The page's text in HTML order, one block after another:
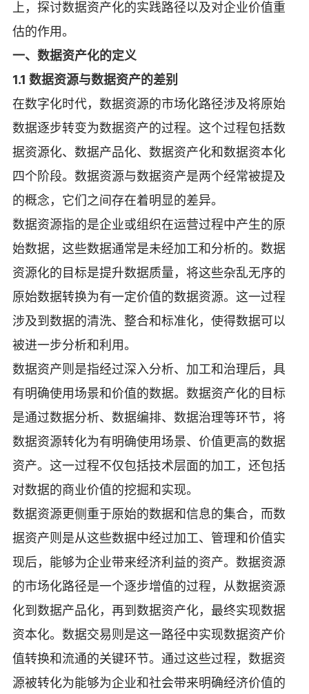
上，探讨数据资产化的实践路径以及对企业价值重
估的作用。
一、数据资产化的定义
1.1 数据资源与数据资产的差别
在数字化时代，数据资源的市场化路径涉及将原始
数据逐步转变为数据资产的过程。这个过程包括数
据资源化、数据产品化、数据资产化和数据资本化
四个阶段。数据资源与数据资产是两个经常被提及
的概念，它们之间存在着明显的差异。
数据资源指的是企业或组织在运营过程中产生的原
始数据，这些数据通常是未经加工和分析的。数据
资源化的目标是提升数据质量，将这些杂乱无序的
原始数据转换为有一定价值的数据资源。这一过程
涉及到数据的清洗、整合和标准化，使得数据可以
被进一步分析和利用。
数据资产则是指经过深入分析、加工和治理后，具
有明确使用场景和价值的数据。数据资产化的目标
是通过数据分析、数据编排、数据治理等环节，将
数据资源转化为有明确使用场景、价值更高的数据
资产。这一过程不仅包括技术层面的加工，还包括
对数据的商业价值的挖掘和实现。
数据资源更侧重于原始的数据和信息的集合，而数
据资产则是从这些数据中经过加工、管理和价值实
现后，能够为企业带来经济利益的资产。数据资源
的市场化路径是一个逐步增值的过程，从数据资源
化到数据产品化，再到数据资产化，最终实现数据
资本化。数据交易则是这一路径中实现数据资产价
值转换和流通的关键环节。通过这些过程，数据资
源被转化为能够为企业和社会带来明确经济价值的